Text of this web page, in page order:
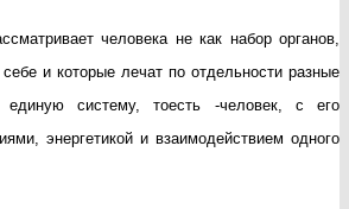
человека не как набор органов,
и которые лечат по отдельности разные
систему, тоесть -человек, с его
энергетикой и взаимодействием одного